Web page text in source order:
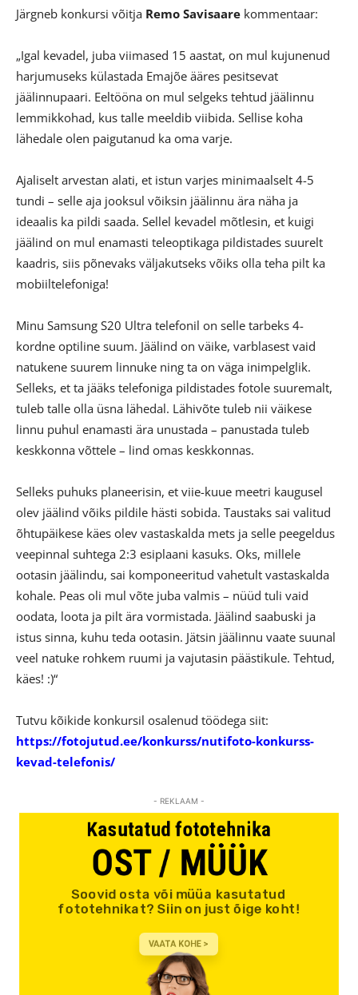
Järgneb konkursi võitja Remo Savisaare kommentaar:
„Igal kevadel, juba viimased 15 aastat, on mul kujunenud
harjumuseks külastada Emajõe ääres pesitsevat
jäälinnupaari. Eeltööna on mul selgeks tehtud jäälinnu
lemmikkohad, kus talle meeldib viibida. Sellise koha
lähedale olen paigutanud ka oma varje.
Ajaliselt arvestan alati, et istun varjes minimaalselt 4-5
tundi – selle aja jooksul võiksin jäälinnu ära näha ja
ideaalis ka pildi saada. Sellel kevadel mõtlesin, et kuigi
jäälind on mul enamasti teleoptikaga pildistades suurelt
kaadris, siis põnevaks väljakutseks võiks olla teha pilt ka
mobiiltelefoniga!
Minu Samsung S20 Ultra telefonil on selle tarbeks 4-
kordne optiline suum. Jäälind on väike, varblasest vaid
natukene suurem linnuke ning ta on väga inimpelglik.
Selleks, et ta jääks telefoniga pildistades fotole suuremalt,
tuleb talle olla üsna lähedal. Lähivõte tuleb nii väikese
linnu puhul enamasti ära unustada – panustada tuleb
keskkonna võttele – lind omas keskkonnas.
Selleks puhuks planeerisin, et viie-kuue meetri kaugusel
olev jäälind võiks pildile hästi sobida. Taustaks sai valitud
õhtupäikese käes olev vastaskalda mets ja selle peegeldus
veepinnal suhtega 2:3 esiplaani kasuks. Oks, millele
ootasin jäälindu, sai komponeeritud vahetult vastaskalda
kohale. Peas oli mul võte juba valmis – nüüd tuli vaid
oodata, loota ja pilt ära vormistada. Jäälind saabuski ja
istus sinna, kuhu teda ootasin. Jätsin jäälinnu vaate suunal
veel natuke rohkem ruumi ja vajutasin päästikule. Tehtud,
käes! :)“
Tutvu kõikide konkursil osalenud töödega siit:
https://fotojutud.ee/konkurss/nutifoto-konkurss-
kevad-telefonis/
- REKLAAM -